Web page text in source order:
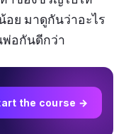
ย มาดูกันว่าอะไร
อกันดีกว่า
the course →